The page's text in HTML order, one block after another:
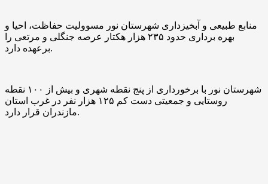
منابع طبیعی و آبخیزداری شهرستان نور مسوولیت حفاظت، احیا و
بهره برداری حدود ۲۳۵ هزار هکتار عرصه جنگلی و مرتعی را
برعهده دارد.
شهرستان نور با برخورداری از پنج نقطه شهری و بیش از ۱۰۰ نقطه
روستایی و جمعیتی دست کم ۱۲۵ هزار نفر در غرب استان
مازندران قرار دارد.